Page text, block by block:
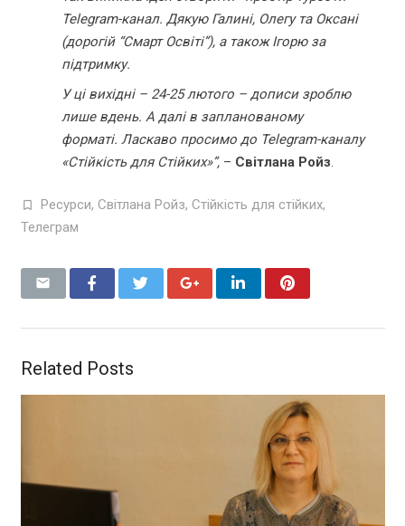
Telegram-канал. Дякую Галині, Олегу та Оксані
(дорогій “Смарт Освіті”), а також Ігорю за
підтримку.
У ці вихідні – 24-25 лютого – дописи зроблю
лише вдень. А далі в запланованому
форматі. Ласкаво просимо до Telegram-каналу
«Стійкість для Стійких»”,– Світлана Ройз.
Ресурси, Світлана Ройз, Стійкість для стійких,
Телеграм
Related Posts